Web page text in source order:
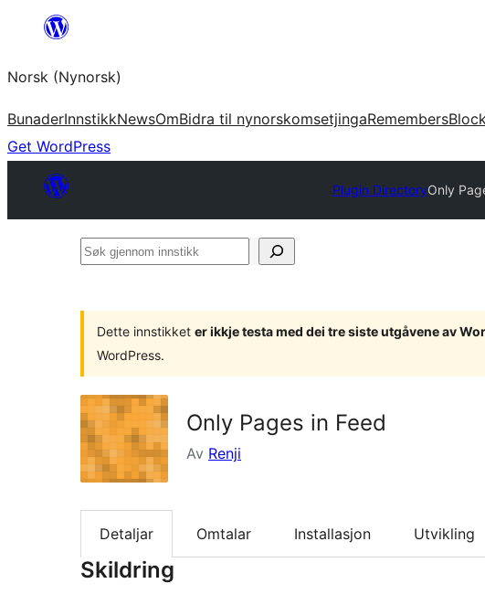
content
Norsk (Nynorsk)
BunaderInnstikkNewsOmBidra til nynorskomsetjingaRemembers
Get WordPress
Plugin DirectoryOnly
Søk
Dette innstikket er ikkje testa med dei tre siste utgåvene av
WordPress.
Only Pages in Feed
Av Renji
Detaljar Omtalar Installasjon Utvikling
Skildring